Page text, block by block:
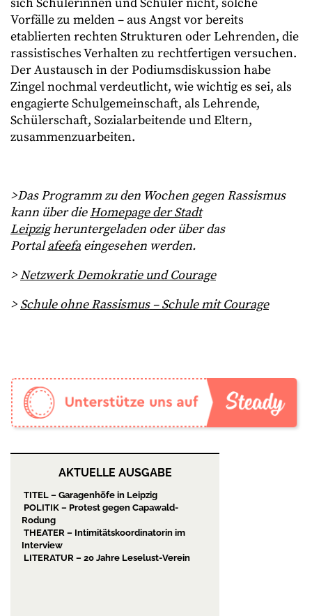
Vorfälle zu melden – aus Angst vor bereits
etablierten rechten Strukturen oder Lehrenden, die
rassistisches Verhalten zu rechtfertigen versuchen.
Der Austausch in der Podiumsdiskussion habe
Zingel nochmal verdeutlicht, wie wichtig es sei, als
engagierte Schulgemeinschaft, als Lehrende,
Schülerschaft, Sozialarbeitende und Eltern,
zusammenzuarbeiten.
>Das Programm zu den Wochen gegen Rassismus
kann über dieHomepage der Stadt
Leipzigheruntergeladen oder über das
Portalafeefa eingesehen werden.
>Netzwerk Demokratie und Courage
> Schule ohne Rassismus – Schule mit Courage
AKTUELLE AUSGABE
TITEL – Garagenhöfe in Leipzig
POLITIK – Protest gegen Capawald-
Rodung
THEATER – Intimitätskoordinatorin im
Interview
LITERATUR – 20 Jahre Leselust-Verein